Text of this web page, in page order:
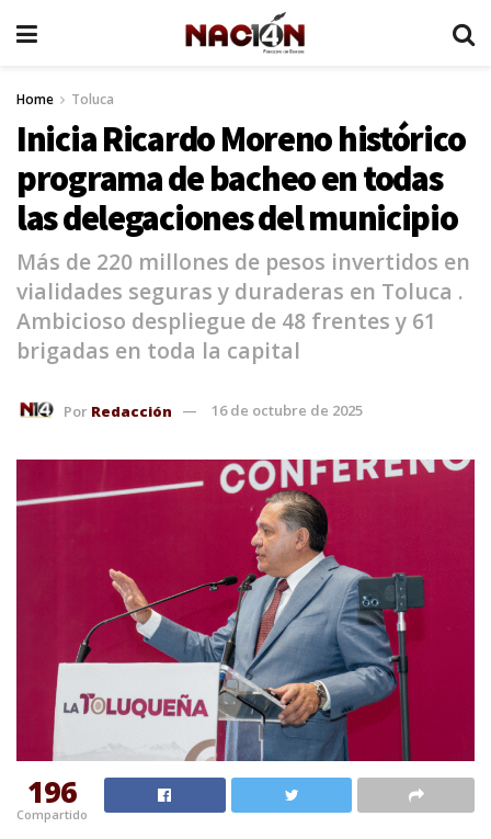
Home Toluca
Inicia Ricardo Moreno histórico
programa de bacheo en todas
las delegaciones del municipio
Más de 220 millones de pesos invertidos en
vialidades seguras y duraderas en Toluca .
Ambicioso despliegue de 48 frentes y 61
brigadas en toda la capital
Por Redacción 16 de octubre de 2025
196
Compartido